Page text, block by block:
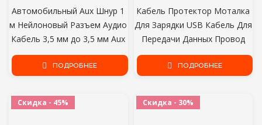
Автомобильный Aux Шнур 1
м Нейлоновый Разъем Аудио
Кабель 3,5 мм до 3,5 мм Aux
Кабель От Мужчины к
Мужчине Ткань Аудио Aux
iphone динамик
ПОДРОБНЕЕ
Кабель Протектор Моталка
Для Зарядки USB Кабель Для
Передачи Данных Провод
Защитная Крышка Защитный
Чехол Мультфильм Шнур
Организатор
ПОДРОБНЕЕ
Скидка - 45% Скидка - 30%